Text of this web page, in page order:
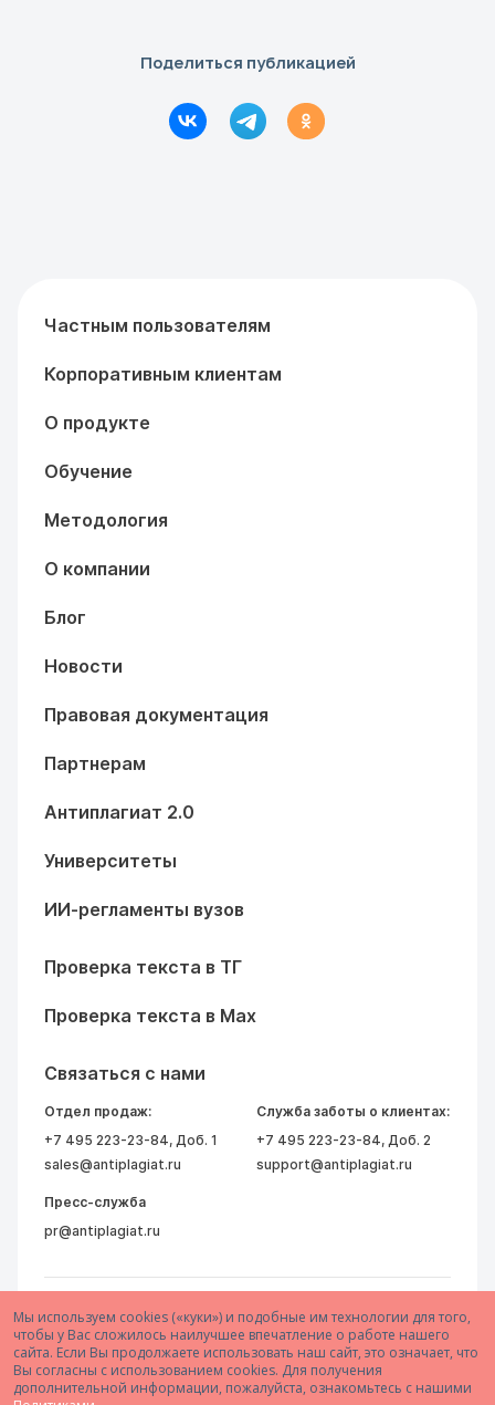
Мы используем cookies («куки») и подобные им технологии для того,
чтобы у Вас сложилось наилучшее впечатление о работе нашего
сайта. Если Вы продолжаете использовать наш сайт, это означает, что
Вы согласны с использованием cookies. Для получения
дополнительной информации, пожалуйста, ознакомьтесь с нашими
Поделиться публикацией
Частным пользователям
Корпоративным клиентам
О продукте
Обучение
Методология
О компании
Блог
Новости
Правовая документация
Партнерам
Антиплагиат 2.0
Университеты
ИИ-регламенты вузов
Проверка текста в ТГ
Проверка текста в Max
Связаться с нами
Отдел продаж:
+7 495 223-23-84, Доб. 1
sales@antiplagiat.ru
Служба заботы о клиентах:
+7 495 223-23-84, Доб. 2
support@antiplagiat.ru
Пресс-служба
pr@antiplagiat.ru